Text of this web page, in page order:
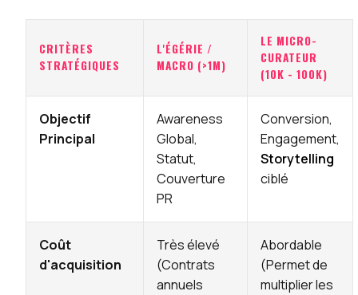
CRITÈRES
STRATÉGIQUES
L'ÉGÉRIE /
MACRO (>1M)
LE MICRO-
CURATEUR
(10K - 100K)
Objectif
Principal
Awareness
Global,
Statut,
Couverture
PR
Conversion,
Engagement,
Storytelling
ciblé
Coût
d'acquisition
Très élevé
(Contrats
annuels
Abordable
(Permet de
multiplier les